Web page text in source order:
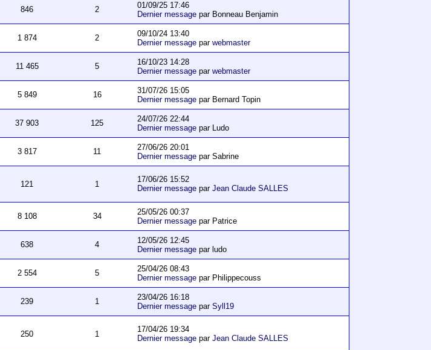
846 2
01/09/25 17:46
Dernier message par Bonneau Benjamin
1 874 2
09/10/24 13:40
Dernier message parwebmaster
11 465 5
16/10/23 14:28
Dernier message parwebmaster
5 849 16
31/07/26 15:05
Dernier message par Bernard Topin
37 903 125
24/07/26 22:44
Dernier message par Ludo
3 817 11
27/06/26 20:01
Dernier message par Sabrine
121 1
17/06/26 15:52
Dernier message parJean Claude SALLES
8 108 34
25/05/26 00:37
Dernier message par Patrice
638 4
12/05/26 12:45
Dernier message par ludo
2 554 5
25/04/26 08:43
Dernier message par Philippecouss
239 1
23/04/26 16:18
Dernier message parSyll19
250 1
17/04/26 19:34
Dernier message parJean Claude SALLES